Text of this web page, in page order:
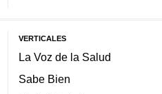
VERTICALES
La Voz de la Salud
Sabe Bien